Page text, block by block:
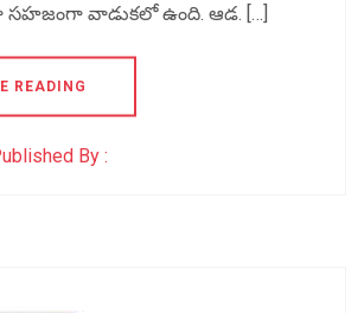
వాడుకలో ఉంది. ఆడ. […]
READING
By :